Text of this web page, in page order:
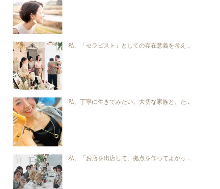
私、「セラピスト」としての存在意義を考え...
私、丁寧に生きてみたい。大切な家族と、た...
私、「お店を出店して、拠点を作ってよかっ...